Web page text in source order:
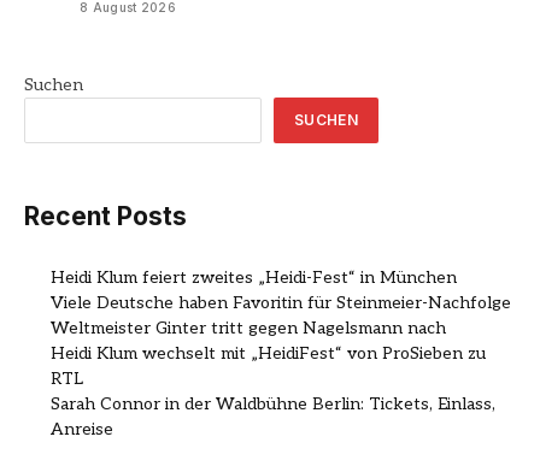
8 August 2026
Suchen
SUCHEN
Recent Posts
Heidi Klum feiert zweites „Heidi-Fest“ in München
Viele Deutsche haben Favoritin für Steinmeier-Nachfolge
Weltmeister Ginter tritt gegen Nagelsmann nach
Heidi Klum wechselt mit „HeidiFest“ von ProSieben zu
RTL
Sarah Connor in der Waldbühne Berlin: Tickets, Einlass,
Anreise